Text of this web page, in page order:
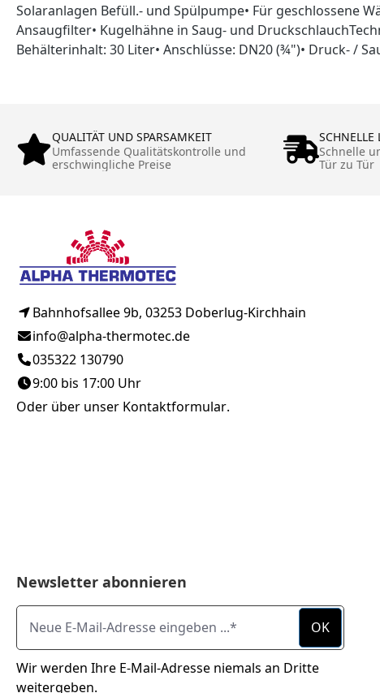
Solaranlagen Befüll.- und Spülpumpe• Für geschlossene
Ansaugfilter• Kugelhähne in Saug- und
Behälterinhalt: 30 Liter• Anschlüsse: DN20 (¾")• Druck- /
QUALITÄT UND SPARSAMKEIT
Umfassende Qualitätskontrolle und
erschwingliche Preise
SCHNELLE
Schnelle
Tür zu Tür
Bahnhofsallee 9b, 03253 Doberlug-Kirchhain
info@alpha-thermotec.de
035322 130790
9:00 bis 17:00 Uhr
Oder über unser Kontaktformular.
Newsletter abonnieren
Neue E-Mail-Adresse eingeben ...
OK
Wir werden Ihre E-Mail-Adresse niemals an Dritte
weitergeben.